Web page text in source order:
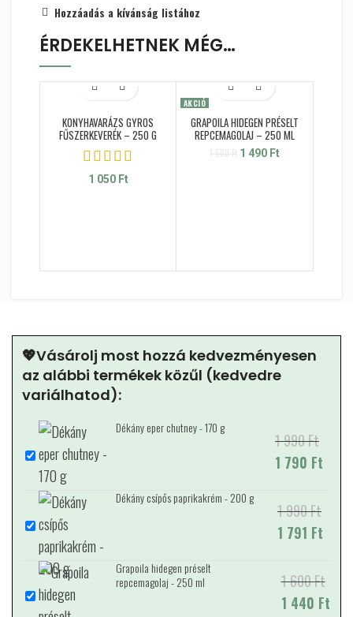
Hozzáadás a kívánság listához
ÉRDEKELHETNEK MÉG…
KONYHAVARÁZS GYROS
FŰSZERKEVERÉK – 250 G
1 050 Ft
AKCIÓ
GRAPOILA HIDEGEN PRÉSELT
REPCEMAGOLAJ – 250 ML
1 600
Original price was:
1 490 Ft
💖Vásárolj most hozzá kedvezményesen
az alábbi termékek közűl (kedvedre
variálhatod):
Dékány eper chutney - 170 g
1 990Ft
Original price
was: 1 990 Ft.
1 790 Ft
Current price is:
1 790 Ft.
Dékány csípős paprikakrém - 200 g
1 990Ft
Original price
was: 1 990 Ft.
1 791 Ft
Current price is:
1 791 Ft.
Grapoila hidegen préselt
repcemagolaj - 250 ml
1 600Ft
Original price
was: 1 600 Ft.
1 440 Ft
Current price
is: 1 440 Ft.